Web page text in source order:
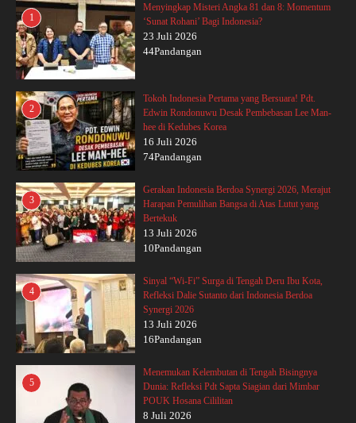
1
Menyingkap Misteri Angka 81 dan 8: Momentum
‘Sunat Rohani’ Bagi Indonesia?
23 Juli 2026
44Pandangan
2
Tokoh Indonesia Pertama yang Bersuara! Pdt.
Edwin Rondonuwu Desak Pembebasan Lee Man-
hee di Kedubes Korea
16 Juli 2026
74Pandangan
3
Gerakan Indonesia Berdoa Synergi 2026, Merajut
Harapan Pemulihan Bangsa di Atas Lutut yang
Bertekuk
13 Juli 2026
10Pandangan
4
Sinyal “Wi-Fi” Surga di Tengah Deru Ibu Kota,
Refleksi Dalie Sutanto dari Indonesia Berdoa
Synergi 2026
13 Juli 2026
16Pandangan
5
Menemukan Kelembutan di Tengah Bisingnya
Dunia: Refleksi Pdt Sapta Siagian dari Mimbar
POUK Hosana Cililitan
8 Juli 2026